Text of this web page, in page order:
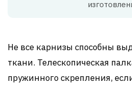
Не все карнизы способны
ткани. Телескопическая
пружинного скрепления,